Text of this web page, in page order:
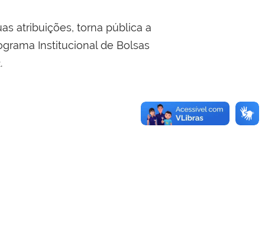
atribuições, torna pública a
Institucional de Bolsas